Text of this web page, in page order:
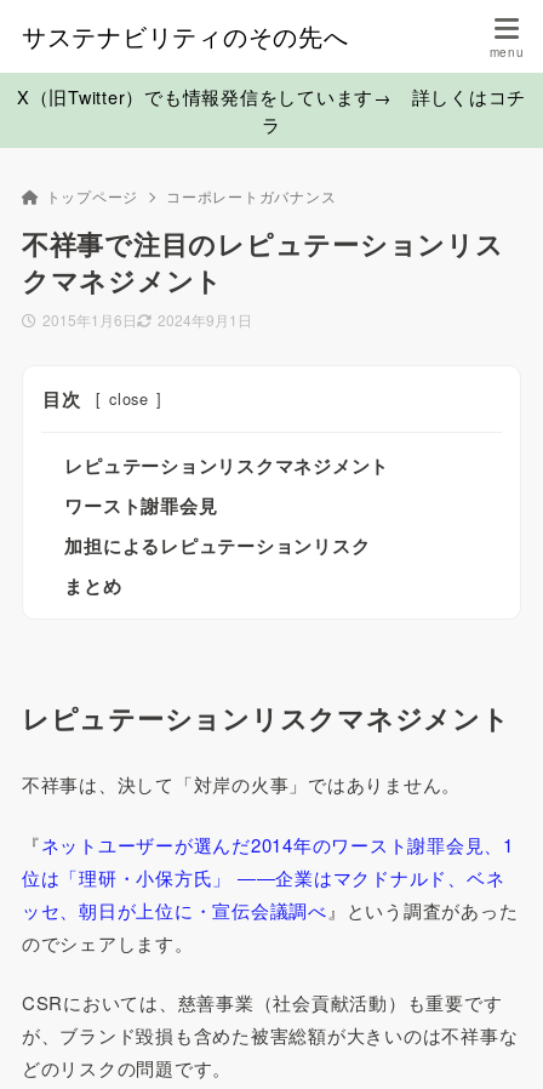
サステナビリティのその先へ
X（旧Twitter）でも情報発信をしています→ 詳しくはコチ
ラ
トップページ コーポレートガバナンス
不祥事で注目のレピュテーションリス
クマネジメント
2015年1月6日 2024年9月1日
目次 [ close ]
レピュテーションリスクマネジメント
ワースト謝罪会見
加担によるレピュテーションリスク
まとめ
レピュテーションリスクマネジメント
不祥事は、決して「対岸の火事」ではありません。
『ネットユーザーが選んだ2014年のワースト謝罪会見、1
位は「理研・小保方氏」 ――企業はマクドナルド、ベネ
ッセ、朝日が上位に・宣伝会議調べ 』という調査があった
のでシェアします。
CSRにおいては、慈善事業（社会貢献活動）も重要です
が、ブランド毀損も含めた被害総額が大きいのは不祥事な
どのリスクの問題です。